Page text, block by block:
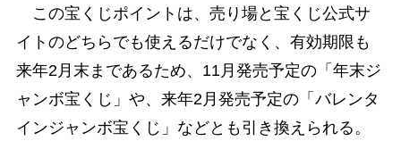
この宝くじポイントは、売り場と宝くじ公式サ
イトのどちらでも使えるだけでなく、有効期限も
来年2月末まであるため、11月発売予定の「年末ジ
ャンボ宝くじ」や、来年2月発売予定の「バレンタ
インジャンボ宝くじ」などとも引き換えられる。